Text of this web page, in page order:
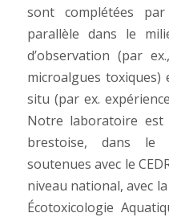
sont complétées
parallèle dans le
d’observation (par
microalgues
situ (par ex.
Notre laboratoire
brestoise, dans le
soutenues avec le
niveau national, avec
Écotoxicologie